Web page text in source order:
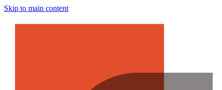
Skip to main content